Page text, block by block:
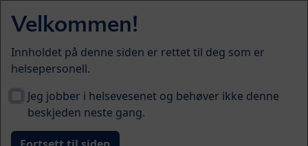
Menü
Spørsmål og svar
Tilberedning på ulike språk
Klikk på linkene for å laste ned PDF-filer med
Velkommen!
Innholdet på denne siden er rettet til deg som er
helsepersonell.
Jeg jobber i helsevesenet og behøver ikke denne
beskjeden neste gang.